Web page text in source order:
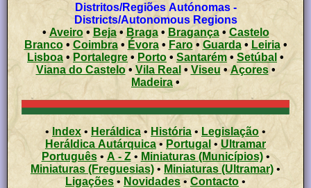
Distritos/Regiões Autónomas -
Districts/Autonomous Regions
•Aveiro• Beja•Braga• Bragança• Castelo
Branco• Coimbra• Évora• Faro• Guarda• Leiria•
Lisboa • Portalegre • Porto • Santarém• Setúbal •
Viana do Castelo• Vila Real • Viseu •Açores•
Madeira •
• Index• Heráldica • História • Legislação •
Heráldica Autárquica• Portugal •Ultramar
Português• A - Z• Miniaturas (Municípios)•
Miniaturas (Freguesias) • Miniaturas (Ultramar) •
Ligações • Novidades •Contacto •